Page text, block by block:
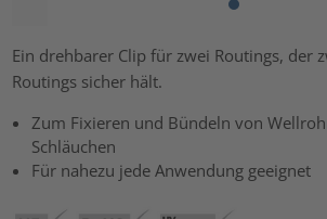
Ein drehbarer Clip für zwei Routings, der
Routings sicher hält.
Zum Fixieren und Bündeln von
Schläuchen
Für nahezu jede Anwendung geeignet